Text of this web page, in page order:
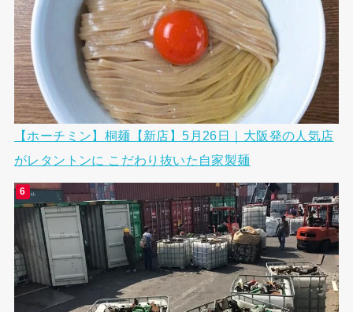
【ホーチミン】桐麺【新店】5月26日｜大阪発の人気店
がレタントンに こだわり抜いた自家製麺